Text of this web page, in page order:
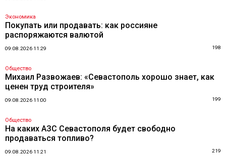
Экономика
Покупать или продавать: как россияне
распоряжаются валютой
09.08.2026 11:29 198
Общество
Михаил Развожаев: «Севастополь хорошо знает, как
ценен труд строителя»
09.08.2026 11:00 199
Общество
На каких АЗС Севастополя будет свободно
продаваться топливо?
09.08.2026 11:21 219